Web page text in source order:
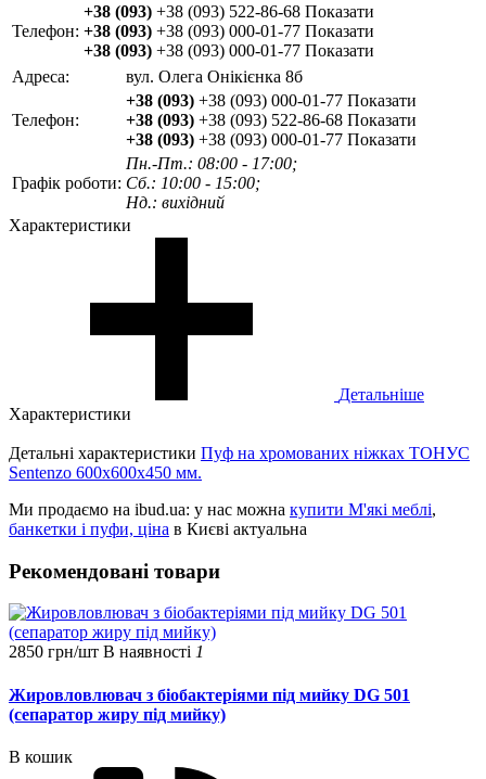
Телефон:
+38 (093) +38 (093) 522-86-68 Показати
+38 (093) +38 (093) 000-01-77 Показати
+38 (093) +38 (093) 000-01-77 Показати
Адреса:
вул. Олега Онікієнка 8б
Телефон:
+38 (093) +38 (093) 000-01-77 Показати
+38 (093) +38 (093) 522-86-68 Показати
+38 (093) +38 (093) 000-01-77 Показати
Графік роботи:
Пн.-Пт.: 08:00 - 17:00;
Сб.: 10:00 - 15:00;
Нд.: вихідний
Характеристики
Детальніше
Характеристики
Детальні характеристики Пуф на хромованих ніжках ТОНУС
Sentenzo 600x600x450 мм.
Ми продаємо на ibud.ua: у нас можна купити М'які меблі,
банкетки і пуфи, ціна в Києві актуальна
Рекомендовані товари
2850 грн/шт В наявності 1
Жировловлювач з біобактеріями під мийку DG 501
(сепаратор жиру під мийку)
В кошик